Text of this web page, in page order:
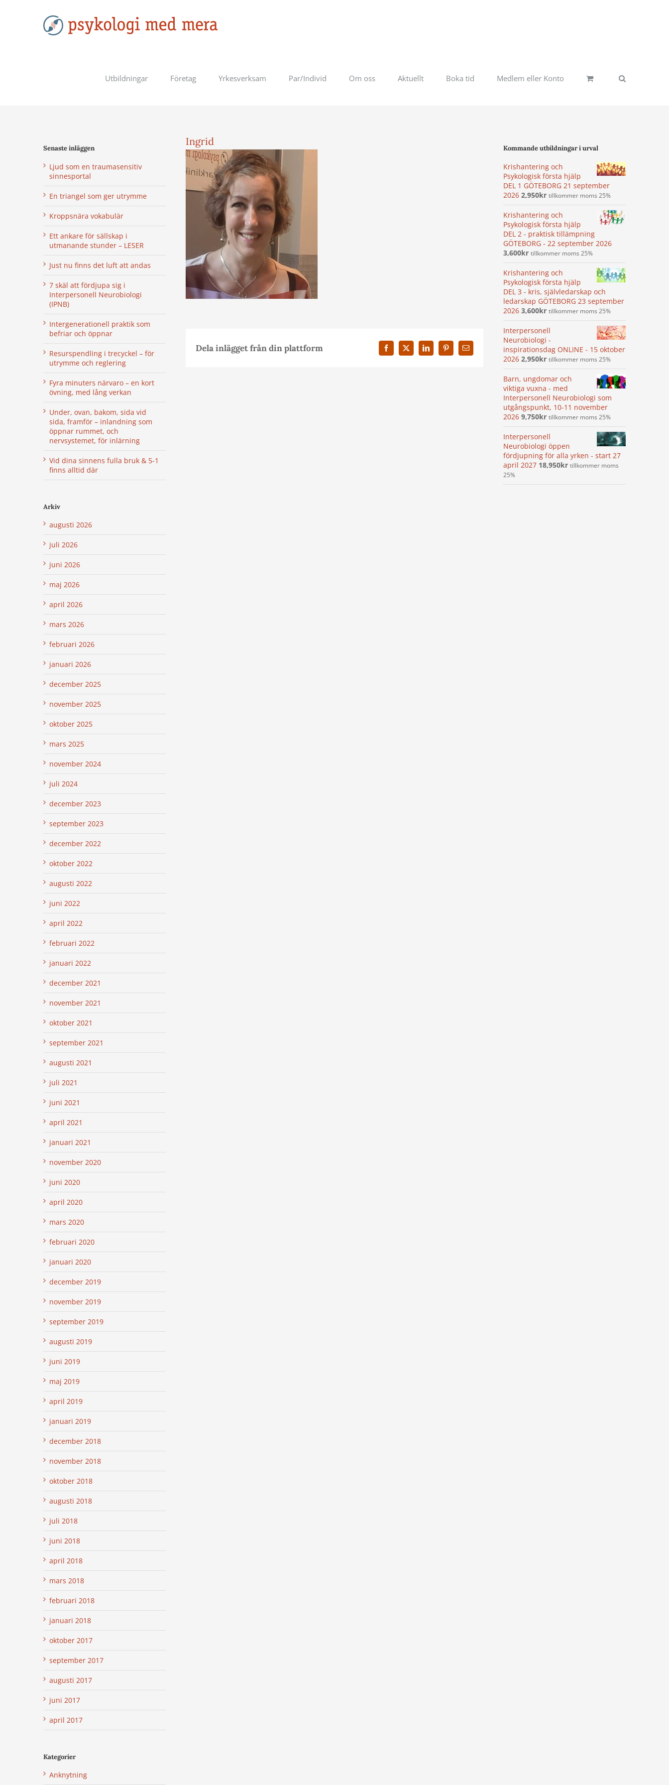
Utbildningar Företag Yrkesverksam Par/Individ Om oss Aktuellt Boka tid Medlem eller Konto
Ingrid
Dela inlägget från din plattform Facebook
X LinkedInPinterest
E-
post
Senaste inläggen
Ljud som en traumasensitiv
sinnesportal
En triangel som ger utrymme
Kroppsnära vokabulär
Ett ankare för sällskap i
utmanande stunder – LESER
Just nu finns det luft att andas
7 skäl att fördjupa sig i
Interpersonell Neurobiologi
(IPNB)
Intergenerationell praktik som
befriar och öppnar
Resurspendling i trecyckel – för
utrymme och reglering
Fyra minuters närvaro – en kort
övning, med lång verkan
Under, ovan, bakom, sida vid
sida, framför – inlandning som
öppnar rummet, och
nervsystemet, för inlärning
Vid dina sinnens fulla bruk & 5-1
finns alltid där
Arkiv
augusti 2026
juli 2026
juni 2026
maj 2026
april 2026
mars 2026
februari 2026
januari 2026
december 2025
november 2025
oktober 2025
mars 2025
november 2024
juli 2024
december 2023
september 2023
december 2022
oktober 2022
augusti 2022
juni 2022
april 2022
februari 2022
januari 2022
december 2021
november 2021
oktober 2021
september 2021
augusti 2021
juli 2021
juni 2021
april 2021
januari 2021
november 2020
juni 2020
april 2020
mars 2020
februari 2020
januari 2020
december 2019
november 2019
september 2019
augusti 2019
juni 2019
maj 2019
april 2019
januari 2019
december 2018
november 2018
oktober 2018
augusti 2018
juli 2018
juni 2018
april 2018
mars 2018
februari 2018
januari 2018
oktober 2017
september 2017
augusti 2017
juni 2017
april 2017
Kategorier
Anknytning
Kommande utbildningar i urval
Krishantering och
Psykologisk första hjälp
DEL 1 GÖTEBORG 21 september
2026 2,950kr tillkommer moms 25%
Krishantering och
Psykologisk första hjälp
DEL 2 - praktisk tillämpning
GÖTEBORG - 22 september 2026
3,600kr tillkommer moms 25%
Krishantering och
Psykologisk första hjälp
DEL 3 - kris, självledarskap och
ledarskap GÖTEBORG 23 september
2026 3,600kr tillkommer moms 25%
Interpersonell
Neurobiologi -
inspirationsdag ONLINE - 15 oktober
2026 2,950kr tillkommer moms 25%
Barn, ungdomar och
viktiga vuxna - med
Interpersonell Neurobiologi som
utgångspunkt, 10-11 november
2026 9,750kr tillkommer moms 25%
Interpersonell
Neurobiologi öppen
fördjupning för alla yrken - start 27
april 2027 18,950kr tillkommer moms
25%